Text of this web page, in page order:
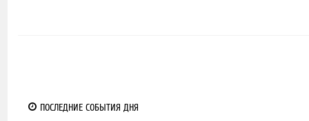
ПОСЛЕДНИЕ СОБЫТИЯ ДНЯ